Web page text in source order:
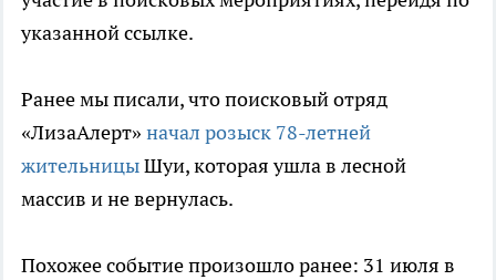
указанной ссылке.
Ранее мы писали, что поисковый отряд
«ЛизаАлерт» начал розыск 78-летней
жительницыШуи, которая ушла в лесной
массив и не вернулась.
Похожее событие произошло ранее: 31 июля в